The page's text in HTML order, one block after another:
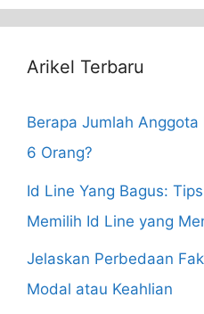
Arikel Terbaru
Berapa Jumlah
6 Orang?
Id Line Yang Bagus:
Memilih Id Line yang
Jelaskan Perbedaan
Modal atau Keahlian